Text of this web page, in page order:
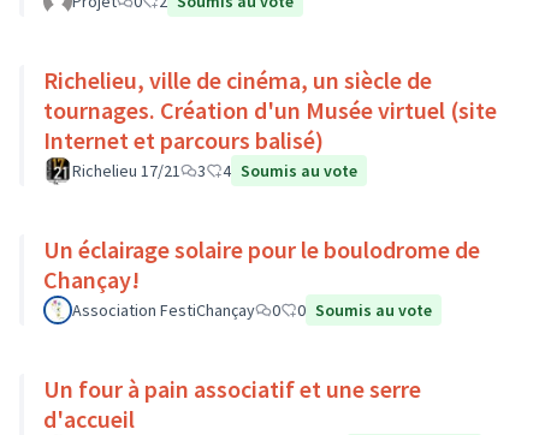
Richelieu, ville de cinéma, un siècle de
tournages. Création d'un Musée virtuel (site
Internet et parcours balisé)
Richelieu 17/21 3 4 Soumis au vote
Un éclairage solaire pour le boulodrome de
Chançay!
Association FestiChançay 0 0 Soumis au vote
Un four à pain associatif et une serre
d'accueil